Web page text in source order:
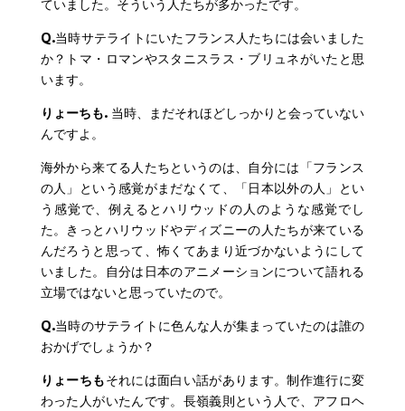
ていました。そういう人たちが多かったです。
Q.当時サテライトにいたフランス人たちには会いました
か？トマ・ロマンやスタニスラス・ブリュネがいたと思
います。
りょーちも. 当時、まだそれほどしっかりと会っていない
んですよ。
海外から来てる人たちというのは、自分には「フランス
の人」という感覚がまだなくて、「日本以外の人」とい
う感覚で、例えるとハリウッドの人のような感覚でし
た。きっとハリウッドやディズニーの人たちが来ている
んだろうと思って、怖くてあまり近づかないようにして
いました。自分は日本のアニメーションについて語れる
立場ではないと思っていたので。
Q.当時のサテライトに色んな人が集まっていたのは誰の
おかげでしょうか？
りょーちもそれには面白い話があります。制作進行に変
わった人がいたんです。長嶺義則という人で、アフロヘ